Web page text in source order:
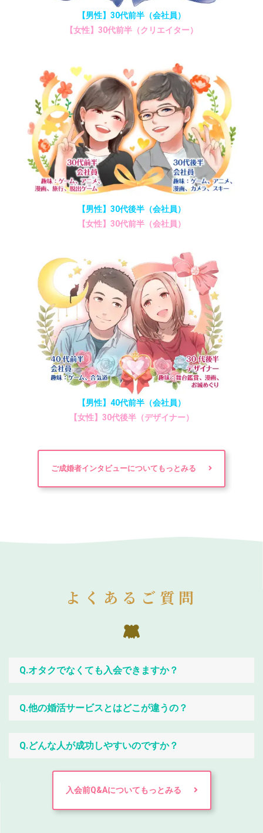
【男性】30代前半（会社員）
【女性】30代前半（クリエイター）
【男性】30代後半（会社員）
【女性】30代前半（会社員）
【男性】40代前半（会社員）
【女性】30代後半（デザイナー）
ご成婚者インタビューについてもっとみる
よくあるご質問
Q.オタクでなくても入会できますか？
Q.他の婚活サービスとはどこが違うの？
Q.どんな人が成功しやすいのですか？
入会前Q&Aについてもっとみる